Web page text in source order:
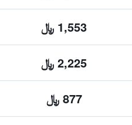
1,553 ﷼
2,225 ﷼
877 ﷼